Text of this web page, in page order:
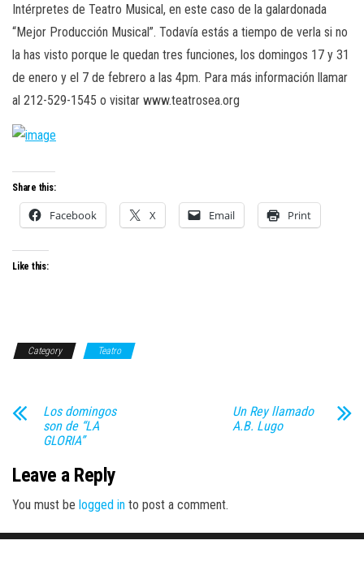
Intérpretes de Teatro Musical, en este caso de la galardonada
“Mejor Producción Musical”. Todavía estás a tiempo de verla si no
la has visto porque le quedan tres funciones, los domingos 17 y 31
de enero y el 7 de febrero a las 4pm. Para más información llamar
al 212-529-1545 o visitar www.teatrosea.org
Share this:
Facebook X Email Print
Like this:
Category Teatro
Los domingos
son de “LA
GLORIA”
Un Rey llamado
A.B. Lugo
Leave a Reply
You must be logged in to post a comment.